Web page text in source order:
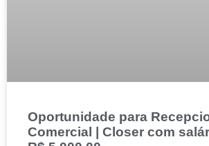
Oportunidade para
Comercial | Closer com